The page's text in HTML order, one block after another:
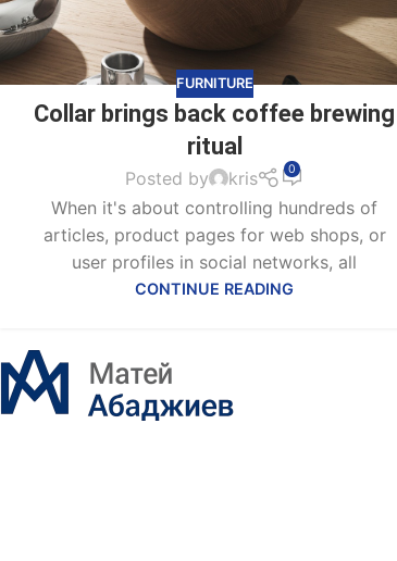
FURNITURE
Collar brings back coffee brewing
ritual
Posted by kris 0
When it's about controlling hundreds of
articles, product pages for web shops, or
user profiles in social networks, all
CONTINUE READING